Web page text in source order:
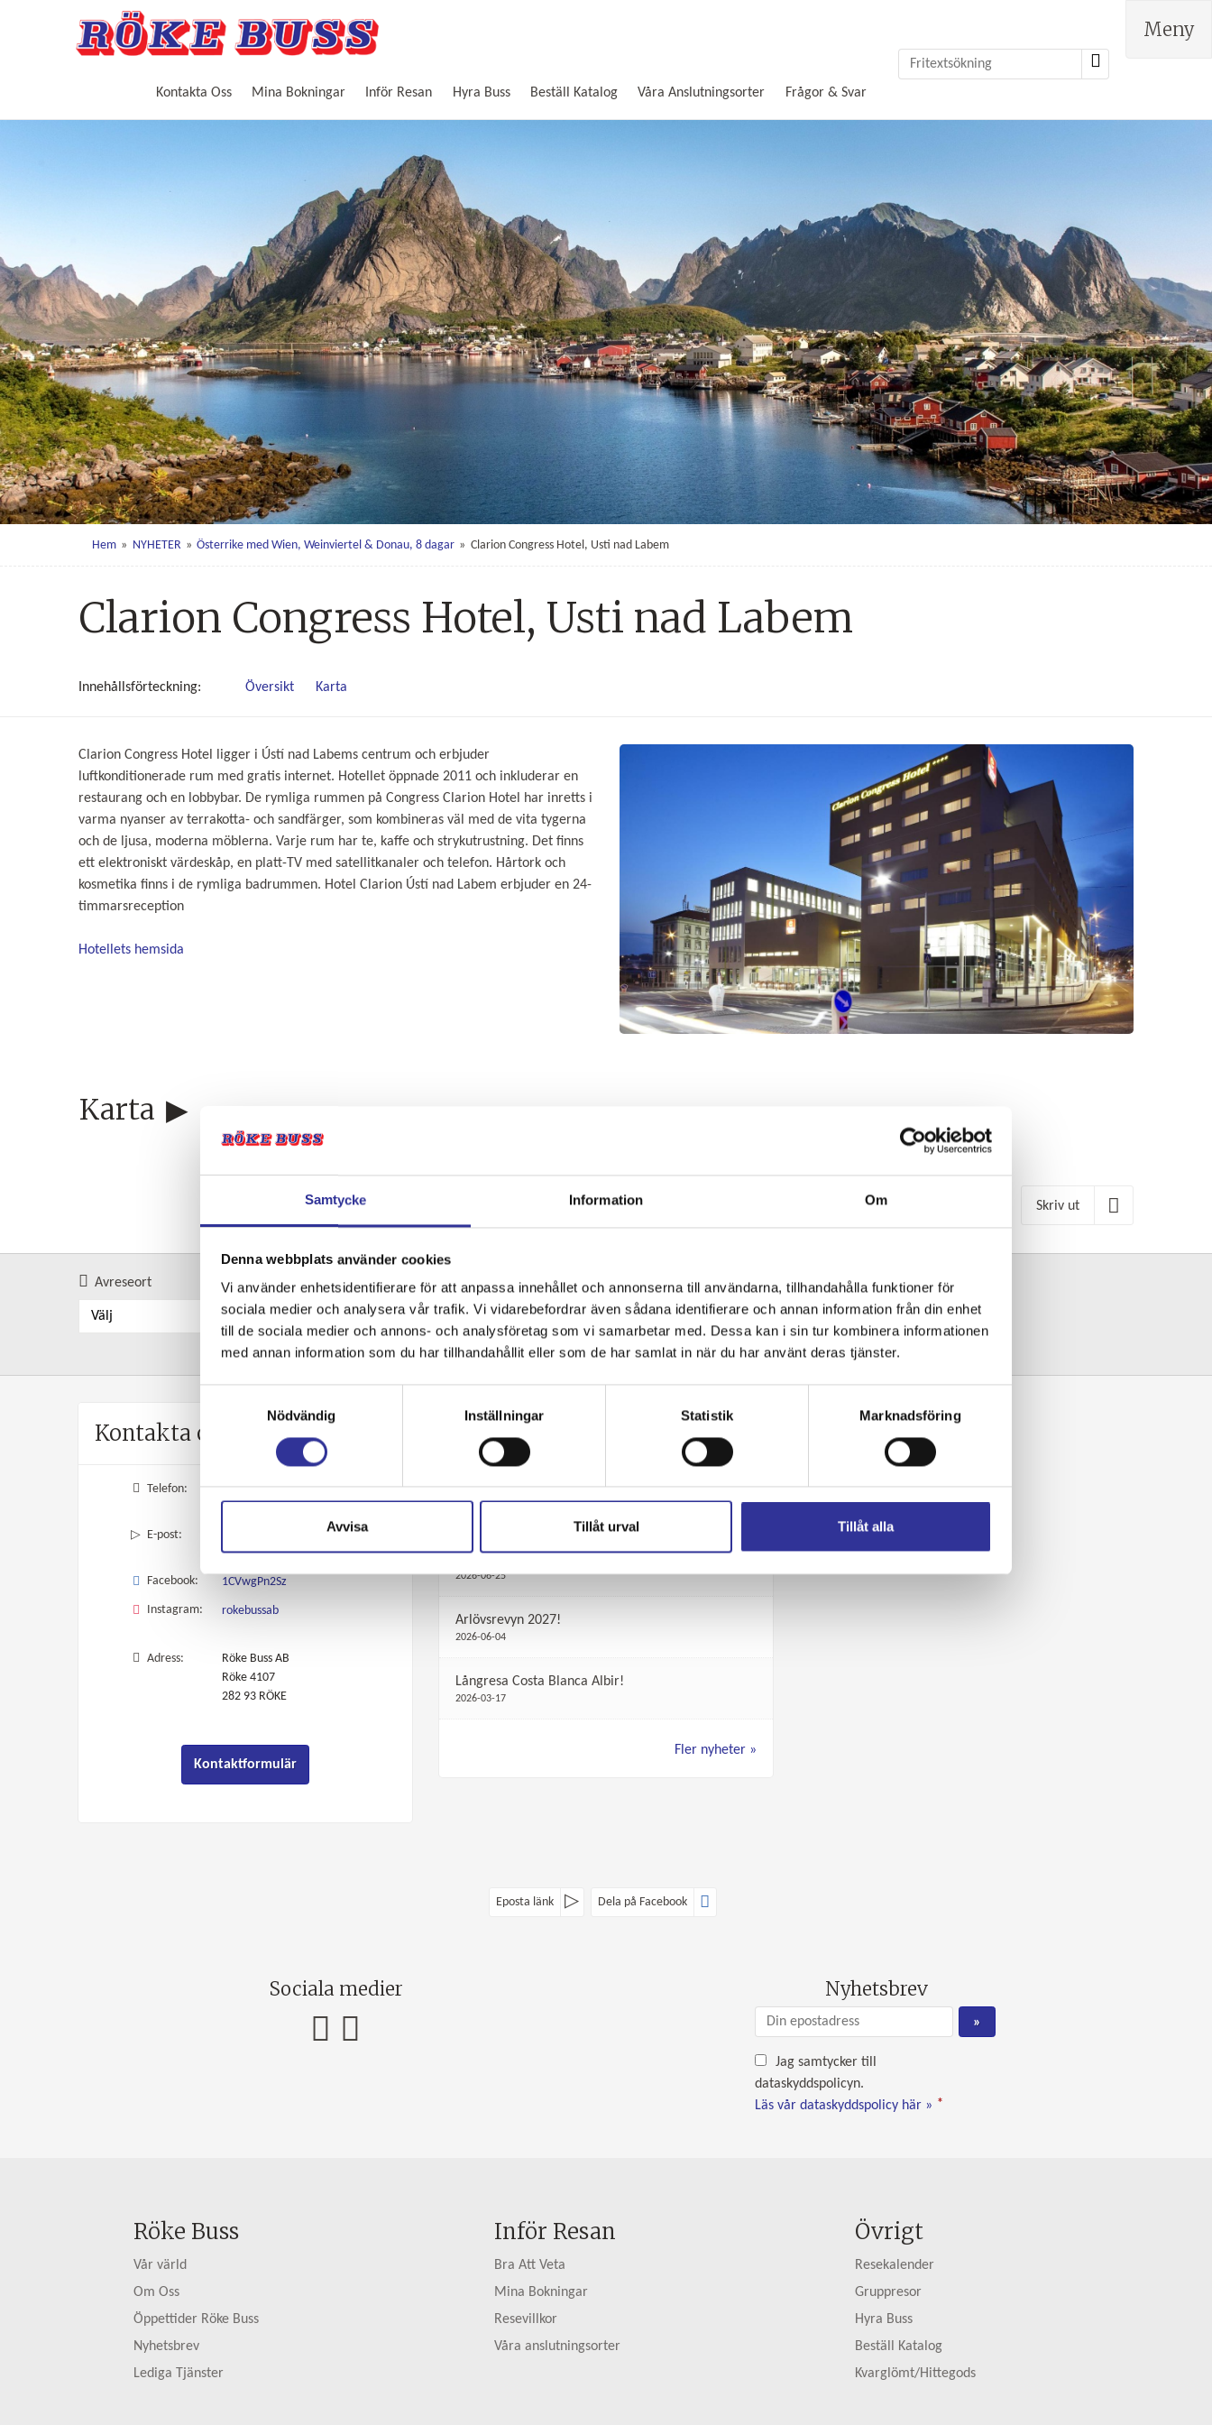
Samtycke Information Om
Denna webbplats använder cookies
Vi använder enhetsidentifierare för att anpassa innehållet och annonserna till användarna, tillhandahålla funktioner för
sociala medier och analysera vår trafik. Vi vidarebefordrar även sådana identifierare och annan information från din enhet
till de sociala medier och annons- och analysföretag som vi samarbetar med. Dessa kan i sin tur kombinera informationen
med annan information som du har tillhandahållit eller som de har samlat in när du har använt deras tjänster.
Nödvändig
Inställningar Statistik Marknadsföring
Avvisa Tillåt urval Tillåt alla
Kontakta Oss Mina Bokningar Inför Resan Hyra Buss Beställ Katalog Våra Anslutningsorter Frågor & Svar
Meny
Hem » NYHETER » Österrike med Wien, Weinviertel & Donau, 8 dagar » Clarion Congress Hotel, Usti nad Labem
Clarion Congress Hotel, Usti nad Labem
Innehållsförteckning Översikt Karta
Clarion Congress Hotel ligger i Ústí nad Labems centrum och erbjuder
luftkonditionerade rum med gratis internet. Hotellet öppnade 2011 och inkluderar en
restaurang och en lobbybar. De rymliga rummen på Congress Clarion Hotel har inretts i
varma nyanser av terrakotta- och sandfärger, som kombineras väl med de vita tygerna
och de ljusa, moderna möblerna. Varje rum har te, kaffe och strykutrustning. Det finns
ett elektroniskt värdeskåp, en platt-TV med satellitkanaler och telefon. Hårtork och
kosmetika finns i de rymliga badrummen. Hotel Clarion Ústí nad Labem erbjuder en 24-
timmarsreception
Hotellets hemsida
Karta
Skriv ut
Avreseort
Välj
Välj typ av resa
Välj
Land
Välj
Visa avresor från
Sök Resekalender Vår karta
Kontakta oss
Telefon: 0451-402 24
E-post:
Facebook: 1CVwgPn2Sz
Instagram: rokebussab
Adress:
Röke Buss AB
Röke 4107
282 93 RÖKE
Kontaktformulär
Nyheter
Hög tid att boka julmarknadsresan!
2026-06-25
Arlövsrevyn 2027!
2026-06-04
Långresa Costa Blanca Albir!
2026-03-17
Fler nyheter
Eposta länk Dela på Facebook
Sociala medier Nyhetsbrev
Jag samtycker till
dataskyddspolicyn.
Läs vår dataskyddspolicy här » *
Röke Buss
Vår värld
Om Oss
Öppettider Röke Buss
Nyhetsbrev
Lediga Tjänster
Inför Resan
Bra Att Veta
Mina Bokningar
Resevillkor
Våra anslutningsorter
Övrigt
Resekalender
Gruppresor
Hyra Buss
Beställ Katalog
Kvarglömt/Hittegods